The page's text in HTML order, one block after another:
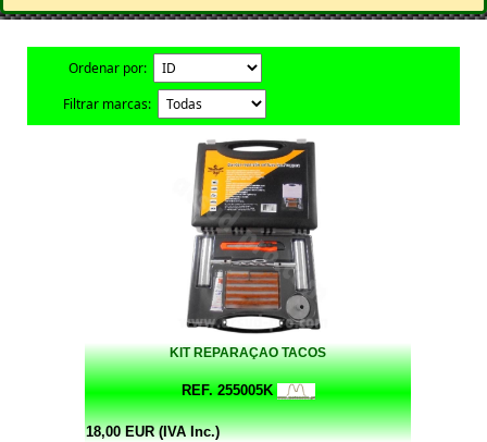
Ordenar por:
Filtrar marcas:
KIT REPARAÇAO TACOS
REF. 255005K
18,00 EUR (IVA Inc.)